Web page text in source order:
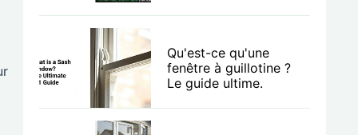
Qu'est-ce qu'une
fenêtre à guillotine ?
Le guide ultime.